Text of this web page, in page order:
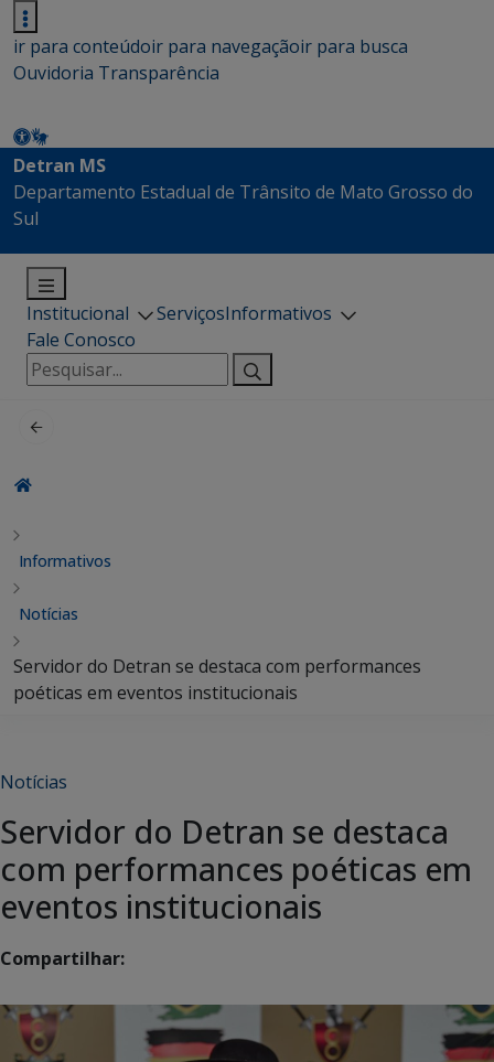
ir para conteúdoir para navegaçãoir para busca
Ouvidoria Transparência
Detran MS
Departamento Estadual de Trânsito de Mato Grosso do
Sul
Institucional ServiçosInformativos
Fale Conosco
Pesquisar
por:
Informativos
Notícias
Servidor do Detran se destaca com performances
poéticas em eventos institucionais
Notícias
Servidor do Detran se destaca
com performances poéticas em
eventos institucionais
Compartilhar: